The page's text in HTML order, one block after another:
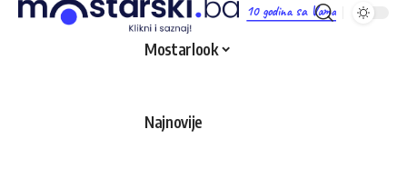
10 godina sa Vama
Mostarlook
Najnovije